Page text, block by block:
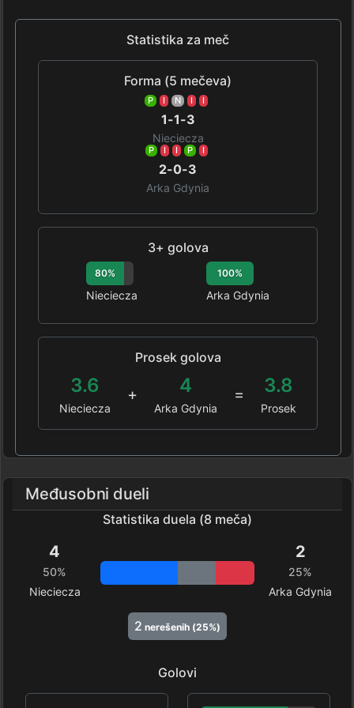
Statistika za meč
Forma (5 mečeva)
P I N I I
1-1-3
Nieciecza
P I I P I
2-0-3
Arka Gdynia
3+ golova
80%
Nieciecza
100%
Arka Gdynia
Prosek golova
3.6
Nieciecza
+ 4
Arka Gdynia
= 3.8
Prosek
Međusobni dueli
Statistika duela (8 meča)
4
50%
Nieciecza
2
25%
Arka Gdynia
2 nerešenih (25%)
Golovi